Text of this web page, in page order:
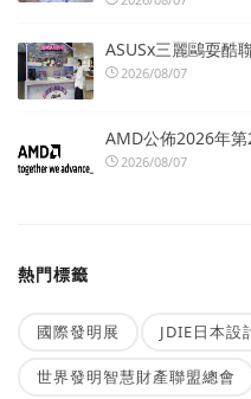
ASUSx三麗鷗耍酷
2026/08/07
AMD公佈2026年
2026/08/07
熱門標籤
國際發明展 JDIE日本設
世界發明智慧財產聯盟總會